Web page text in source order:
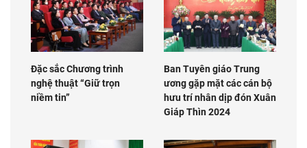
Đặc sắc Chương trình
nghệ thuật “Giữ trọn
niềm tin”
Ban Tuyên giáo Trung
ương gặp mặt các cán bộ
hưu trí nhân dịp đón Xuân
Giáp Thìn 2024